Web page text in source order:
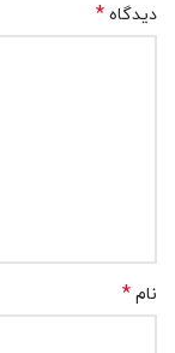
دیدگاه *
نام *